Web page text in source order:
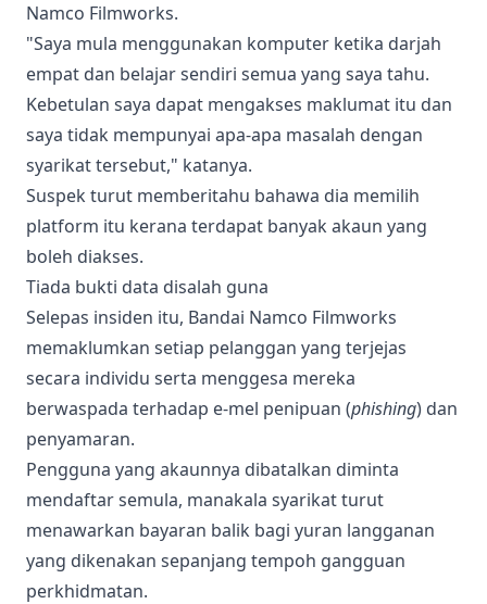
Namco Filmworks.
"Saya mula menggunakan komputer ketika darjah
empat dan belajar sendiri semua yang saya tahu.
Kebetulan saya dapat mengakses maklumat itu dan
saya tidak mempunyai apa-apa masalah dengan
syarikat tersebut," katanya.
Suspek turut memberitahu bahawa dia memilih
platform itu kerana terdapat banyak akaun yang
boleh diakses.
Tiada bukti data disalah guna
Selepas insiden itu, Bandai Namco Filmworks
memaklumkan setiap pelanggan yang terjejas
secara individu serta menggesa mereka
berwaspada terhadap e-mel penipuan (phishing) dan
penyamaran.
Pengguna yang akaunnya dibatalkan diminta
mendaftar semula, manakala syarikat turut
menawarkan bayaran balik bagi yuran langganan
yang dikenakan sepanjang tempoh gangguan
perkhidmatan.